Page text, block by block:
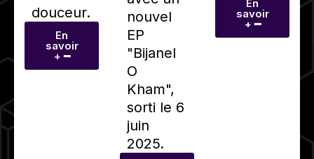
douceur.
En
savoir
+ ━
nouvel
EP
"Bijanel
O
Kham",
sorti le 6
juin
2025.
En
savoir
+ ━